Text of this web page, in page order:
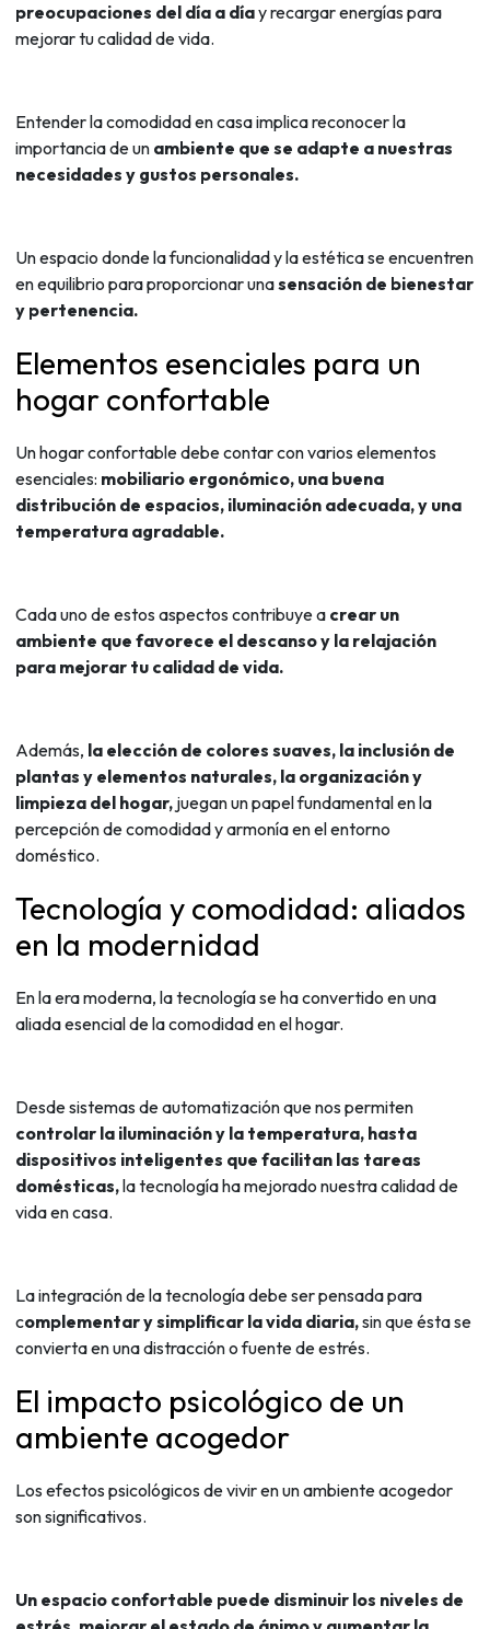
preocupaciones del día a díay recargar energías para
mejorar tu calidad de vida.
Entender la comodidad en casa implica reconocer la
importancia de un ambiente que se adapte a nuestras
necesidades y gustos personales.
Un espacio donde la funcionalidad y la estética se encuentren
en equilibrio para proporcionar unasensación de bienestar
y pertenencia.
Elementos esenciales para un
hogar confortable
Un hogar confortable debe contar con varios elementos
esenciales: mobiliario ergonómico, una buena
distribución de espacios, iluminación adecuada, y una
temperatura agradable.
Cada uno de estos aspectos contribuye a crear un
ambiente que favorece el descanso y la relajación
para mejorar tu calidad de vida.
Además, la elección de colores suaves, la inclusión de
plantas y elementos naturales, la organización y
limpieza del hogar, juegan un papel fundamental en la
percepción de comodidad y armonía en el entorno
doméstico.
Tecnología y comodidad: aliados
en la modernidad
En la era moderna, la tecnología se ha convertido en una
aliada esencial de la comodidad en el hogar.
Desde sistemas de automatización que nos permiten
controlar la iluminación y la temperatura, hasta
dispositivos inteligentes que facilitan las tareas
domésticas,la tecnología ha mejorado nuestra calidad de
vida en casa.
La integración de la tecnología debe ser pensada para
complementar y simplificar la vida diaria,sin que ésta se
convierta en una distracción o fuente de estrés.
El impacto psicológico de un
ambiente acogedor
Los efectos psicológicos de vivir en un ambiente acogedor
son significativos.
Un espacio confortable puede disminuir los niveles de